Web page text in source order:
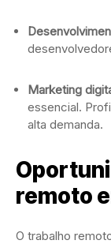
Marketing
essencial.
alta demanda.
remoto
O trabalho